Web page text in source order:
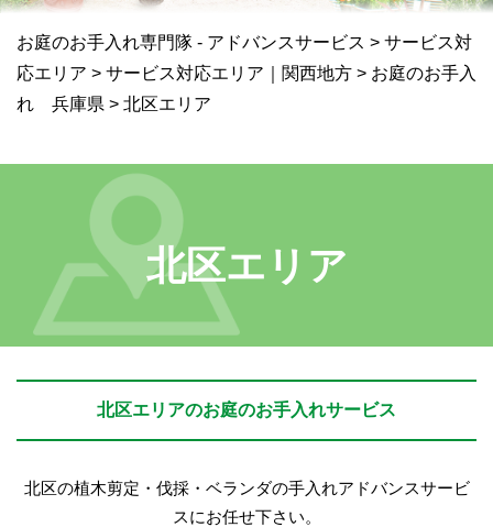
お庭のお手入れ専門隊 - アドバンスサービス > サービス対
応エリア > サービス対応エリア｜関西地方 > お庭のお手入
れ 兵庫県 > 北区エリア
北区エリア
北区エリアのお庭のお手入れサービス
北区の植木剪定・伐採・ベランダの手入れアドバンスサービ
スにお任せ下さい。